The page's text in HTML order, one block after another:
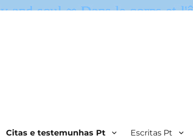
Citas e testemunhas Pt Escritas Pt